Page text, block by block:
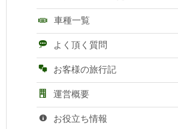
車種一覧
よく頂く質問
お客様の旅行記
運営概要
お役立ち情報